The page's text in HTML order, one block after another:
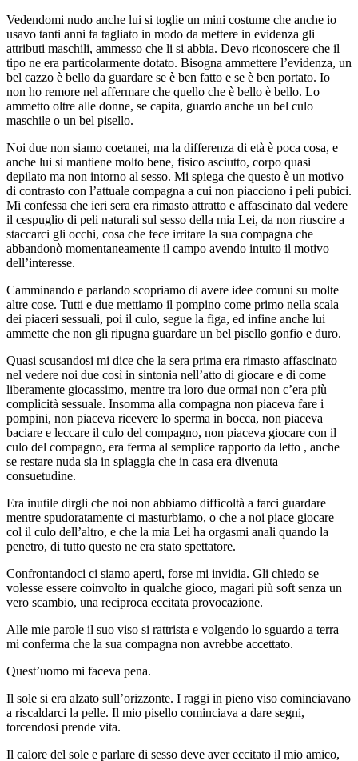
Vedendomi nudo anche lui si toglie un mini costume che anche io
usavo tanti anni fa tagliato in modo da mettere in evidenza gli
attributi maschili, ammesso che li si abbia. Devo riconoscere che il
tipo ne era particolarmente dotato. Bisogna ammettere l’evidenza, un
bel cazzo è bello da guardare se è ben fatto e se è ben portato. Io
non ho remore nel affermare che quello che è bello è bello. Lo
ammetto oltre alle donne, se capita, guardo anche un bel culo
maschile o un bel pisello.
Noi due non siamo coetanei, ma la differenza di età è poca cosa, e
anche lui si mantiene molto bene, fisico asciutto, corpo quasi
depilato ma non intorno al sesso. Mi spiega che questo è un motivo
di contrasto con l’attuale compagna a cui non piacciono i peli pubici.
Mi confessa che ieri sera era rimasto attratto e affascinato dal vedere
il cespuglio di peli naturali sul sesso della mia Lei, da non riuscire a
staccarci gli occhi, cosa che fece irritare la sua compagna che
abbandonò momentaneamente il campo avendo intuito il motivo
dell’interesse.
Camminando e parlando scopriamo di avere idee comuni su molte
altre cose. Tutti e due mettiamo il pompino come primo nella scala
dei piaceri sessuali, poi il culo, segue la figa, ed infine anche lui
ammette che non gli ripugna guardare un bel pisello gonfio e duro.
Quasi scusandosi mi dice che la sera prima era rimasto affascinato
nel vedere noi due così in sintonia nell’atto di giocare e di come
liberamente giocassimo, mentre tra loro due ormai non c’era più
complicità sessuale. Insomma alla compagna non piaceva fare i
pompini, non piaceva ricevere lo sperma in bocca, non piaceva
baciare e leccare il culo del compagno, non piaceva giocare con il
culo del compagno, era ferma al semplice rapporto da letto , anche
se restare nuda sia in spiaggia che in casa era divenuta
consuetudine.
Era inutile dirgli che noi non abbiamo difficoltà a farci guardare
mentre spudoratamente ci masturbiamo, o che a noi piace giocare
col il culo dell’altro, e che la mia Lei ha orgasmi anali quando la
penetro, di tutto questo ne era stato spettatore.
Confrontandoci ci siamo aperti, forse mi invidia. Gli chiedo se
volesse essere coinvolto in qualche gioco, magari più soft senza un
vero scambio, una reciproca eccitata provocazione.
Alle mie parole il suo viso si rattrista e volgendo lo sguardo a terra
mi conferma che la sua compagna non avrebbe accettato.
Quest’uomo mi faceva pena.
Il sole si era alzato sull’orizzonte. I raggi in pieno viso cominciavano
a riscaldarci la pelle. Il mio pisello cominciava a dare segni,
torcendosi prende vita.
Il calore del sole e parlare di sesso deve aver eccitato il mio amico,